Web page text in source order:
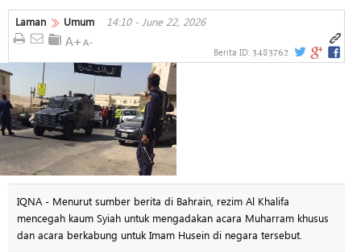
Laman Umum 14:10 - June 22, 2026
Berita ID: 3483762
IQNA - Menurut sumber berita di Bahrain, rezim Al Khalifa
mencegah kaum Syiah untuk mengadakan acara Muharram khusus
dan acara berkabung untuk Imam Husein di negara tersebut.